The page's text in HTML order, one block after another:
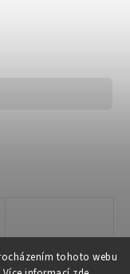
tohoto webu